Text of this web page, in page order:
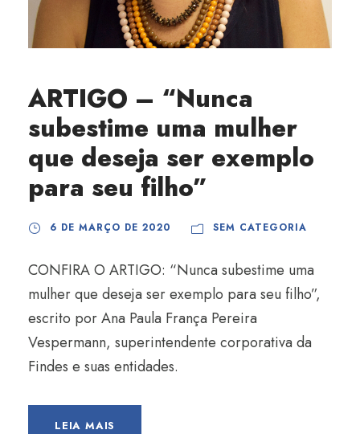
ARTIGO – “Nunca
subestime uma mulher
que deseja ser exemplo
para seu filho”
6 DE MARÇO DE 2020 SEM CATEGORIA
CONFIRA O ARTIGO: “Nunca subestime uma
mulher que deseja ser exemplo para seu filho”,
escrito por Ana Paula França Pereira
Vespermann, superintendente corporativa da
Findes e suas entidades.
LEIA MAIS